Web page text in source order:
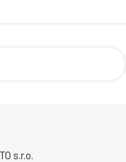
s.r.o.